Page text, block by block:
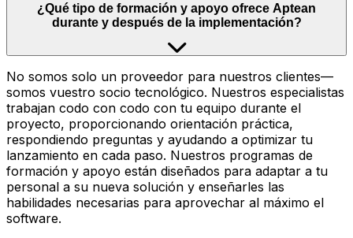
¿Qué tipo de formación y apoyo ofrece Aptean
durante y después de la implementación?
No somos solo un proveedor para nuestros clientes—
somos vuestro socio tecnológico. Nuestros especialistas
trabajan codo con codo con tu equipo durante el
proyecto, proporcionando orientación práctica,
respondiendo preguntas y ayudando a optimizar tu
lanzamiento en cada paso. Nuestros programas de
formación y apoyo están diseñados para adaptar a tu
personal a su nueva solución y enseñarles las
habilidades necesarias para aprovechar al máximo el
software.